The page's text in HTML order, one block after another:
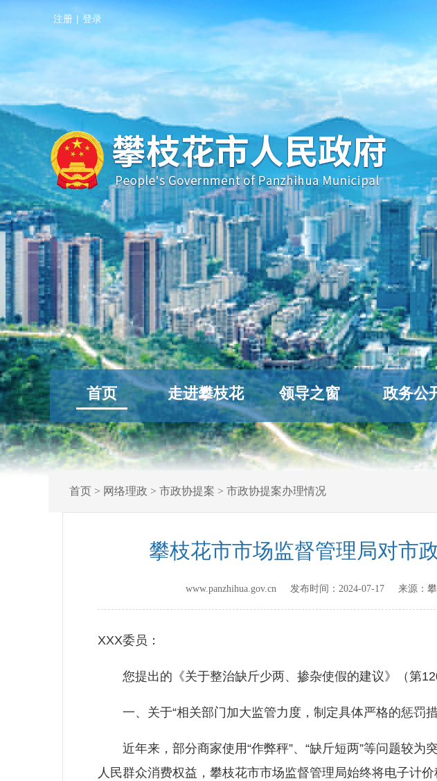
注册 | 登录
首页 走进攀枝花 领导之窗 政务公
首页> 网络理政 > 市政协提案 > 市政协提案办理情况
攀枝花市市场监督管理局对市
www.panzhihua.gov.cn 发布时间： 2024-07-17 来源：
XXX委员：
您提出的《关于整治缺斤少两、掺杂使假的建议》（第
一、关于“相关部门加大监管力度，制定具体严格的惩罚措
近年来，部分商家使用“作弊秤”、“缺斤短两”等问题较为
人民群众消费权益，攀枝花市市场监督管理局始终将电子计